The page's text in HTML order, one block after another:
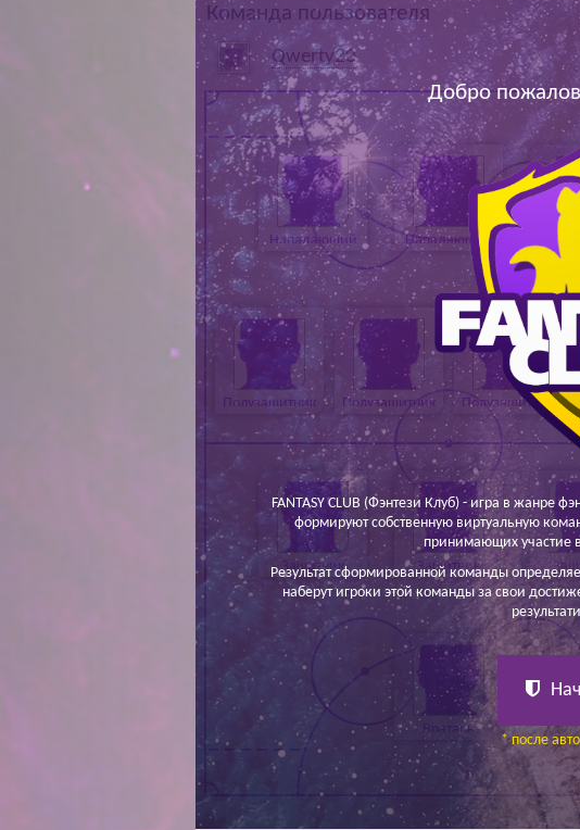
Добро
FANTASY CLUB (Фэнтези Клуб) - игра в жанре
формируют собственную виртуальную
принимающих участие
Результат сформированной команды
наберут игроки этой команды за свои
* после
Команда пользователя
Qwerty20
Вратарь
Защитник Защитник
Полузащитник Полузащитник Полузащитник
Нападающий Нападающий